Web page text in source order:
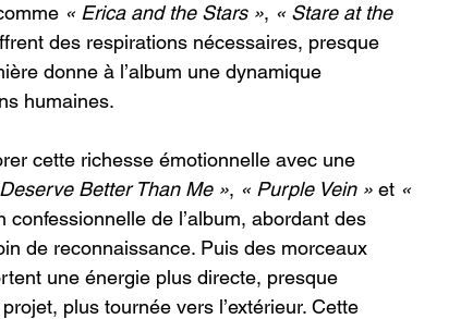
« Erica and the Stars », « Stare at the
des respirations nécessaires, presque
donne à l’album une dynamique
humaines.
cette richesse émotionnelle avec une
Deserve Better Than Me », « Purple Vein » et «
de l’album, abordant des
de reconnaissance. Puis des morceaux
une énergie plus directe, presque
plus tournée vers l’extérieur. Cette